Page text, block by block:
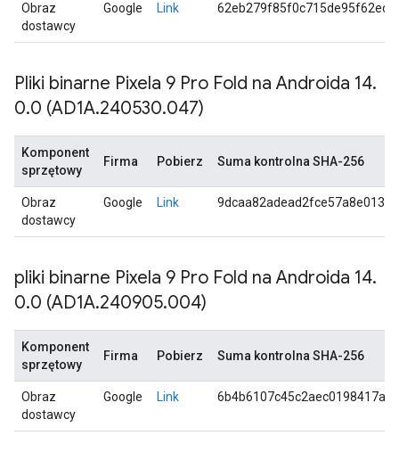
Obraz
dostawcy
Google Link
Pliki binarne Pixela 9 Pro Fold na Androida 14.
0.0 (AD1A.240530.047)
Komponent
sprzętowy
Firma Pobierz Suma kontrolna SHA-256
Obraz
dostawcy
Google Link
pliki binarne Pixela 9 Pro Fold na Androida 14.
0.0 (AD1A.240905.004)
Komponent
sprzętowy
Firma Pobierz Suma kontrolna SHA-256
Obraz
dostawcy
Google Link